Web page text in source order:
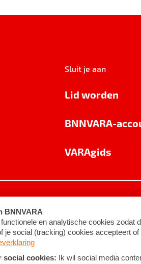
Sluit je aan
Lid worden
BNNVARA-
VARAgids
voorwaarden ©2026